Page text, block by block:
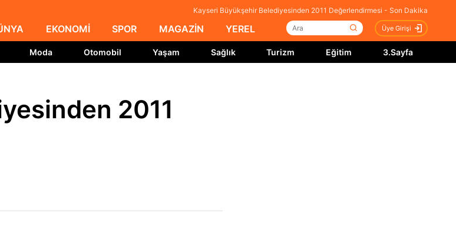
Kayseri Büyükşehir Belediyesinden 2011 Değerlendirmesi - Son Dakika
EKONOMİ SPOR MAGAZİN YEREL Üye Girişi
Moda Otomobil Yaşam Sağlık Turizm Eğitim 3.Sayfa
2011